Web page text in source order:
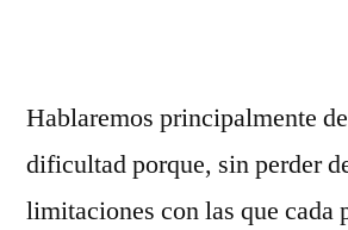
Hablaremos principalmente
dificultad porque, sin perder
limitaciones con las que cada